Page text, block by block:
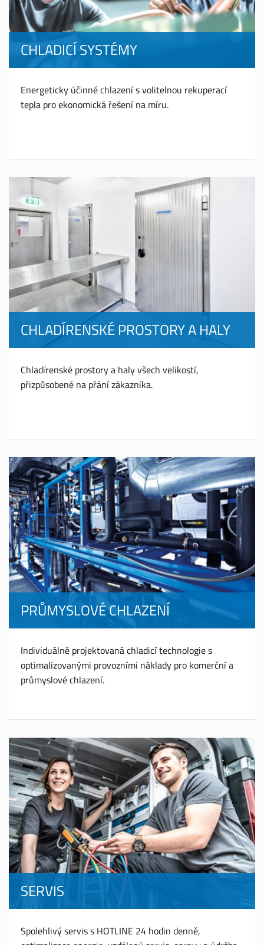
CHLADICÍ SYSTÉMY
Energeticky účinné chlazení s volitelnou rekuperací
tepla pro ekonomická řešení na míru.
CHLADÍRENSKÉ PROSTORY A HALY
Chladírenské prostory a haly všech velikostí,
přizpůsobené na přání zákazníka.
PRŮMYSLOVÉ CHLAZENÍ
Individuálně projektovaná chladicí technologie s
optimalizovanými provozními náklady pro komerční a
průmyslové chlazení.
SERVIS
Spolehlivý servis s HOTLINE 24 hodin denně,